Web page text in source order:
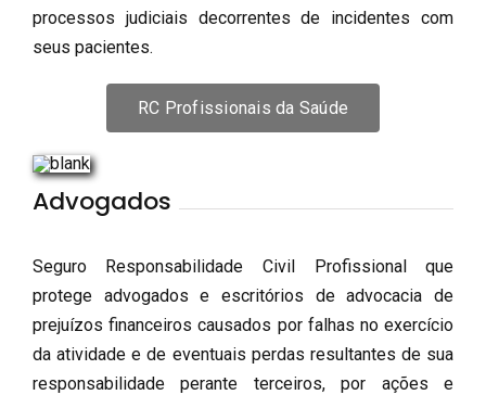
processos judiciais decorrentes de incidentes com
seus pacientes.
RC Profissionais da Saúde
Advogados
Seguro Responsabilidade Civil Profissional que
protege advogados e escritórios de advocacia de
prejuízos financeiros causados por falhas no exercício
da atividade e de eventuais perdas resultantes de sua
responsabilidade perante terceiros, por ações e